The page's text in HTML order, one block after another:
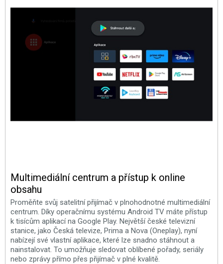
Multimediální centrum a přístup k online
obsahu
Proměňte svůj satelitní přijímač v plnohodnotné multimediální
centrum. Díky operačnímu systému Android TV máte přístup
k tisícům aplikací na Google Play. Největší české televizní
stanice, jako Česká televize, Prima a Nova (Oneplay), nyní
nabízejí své vlastní aplikace, které lze snadno stáhnout a
nainstalovat. To umožňuje sledovat oblíbené pořady, seriály
nebo zprávy přímo přes přijímač v plné kvalitě.